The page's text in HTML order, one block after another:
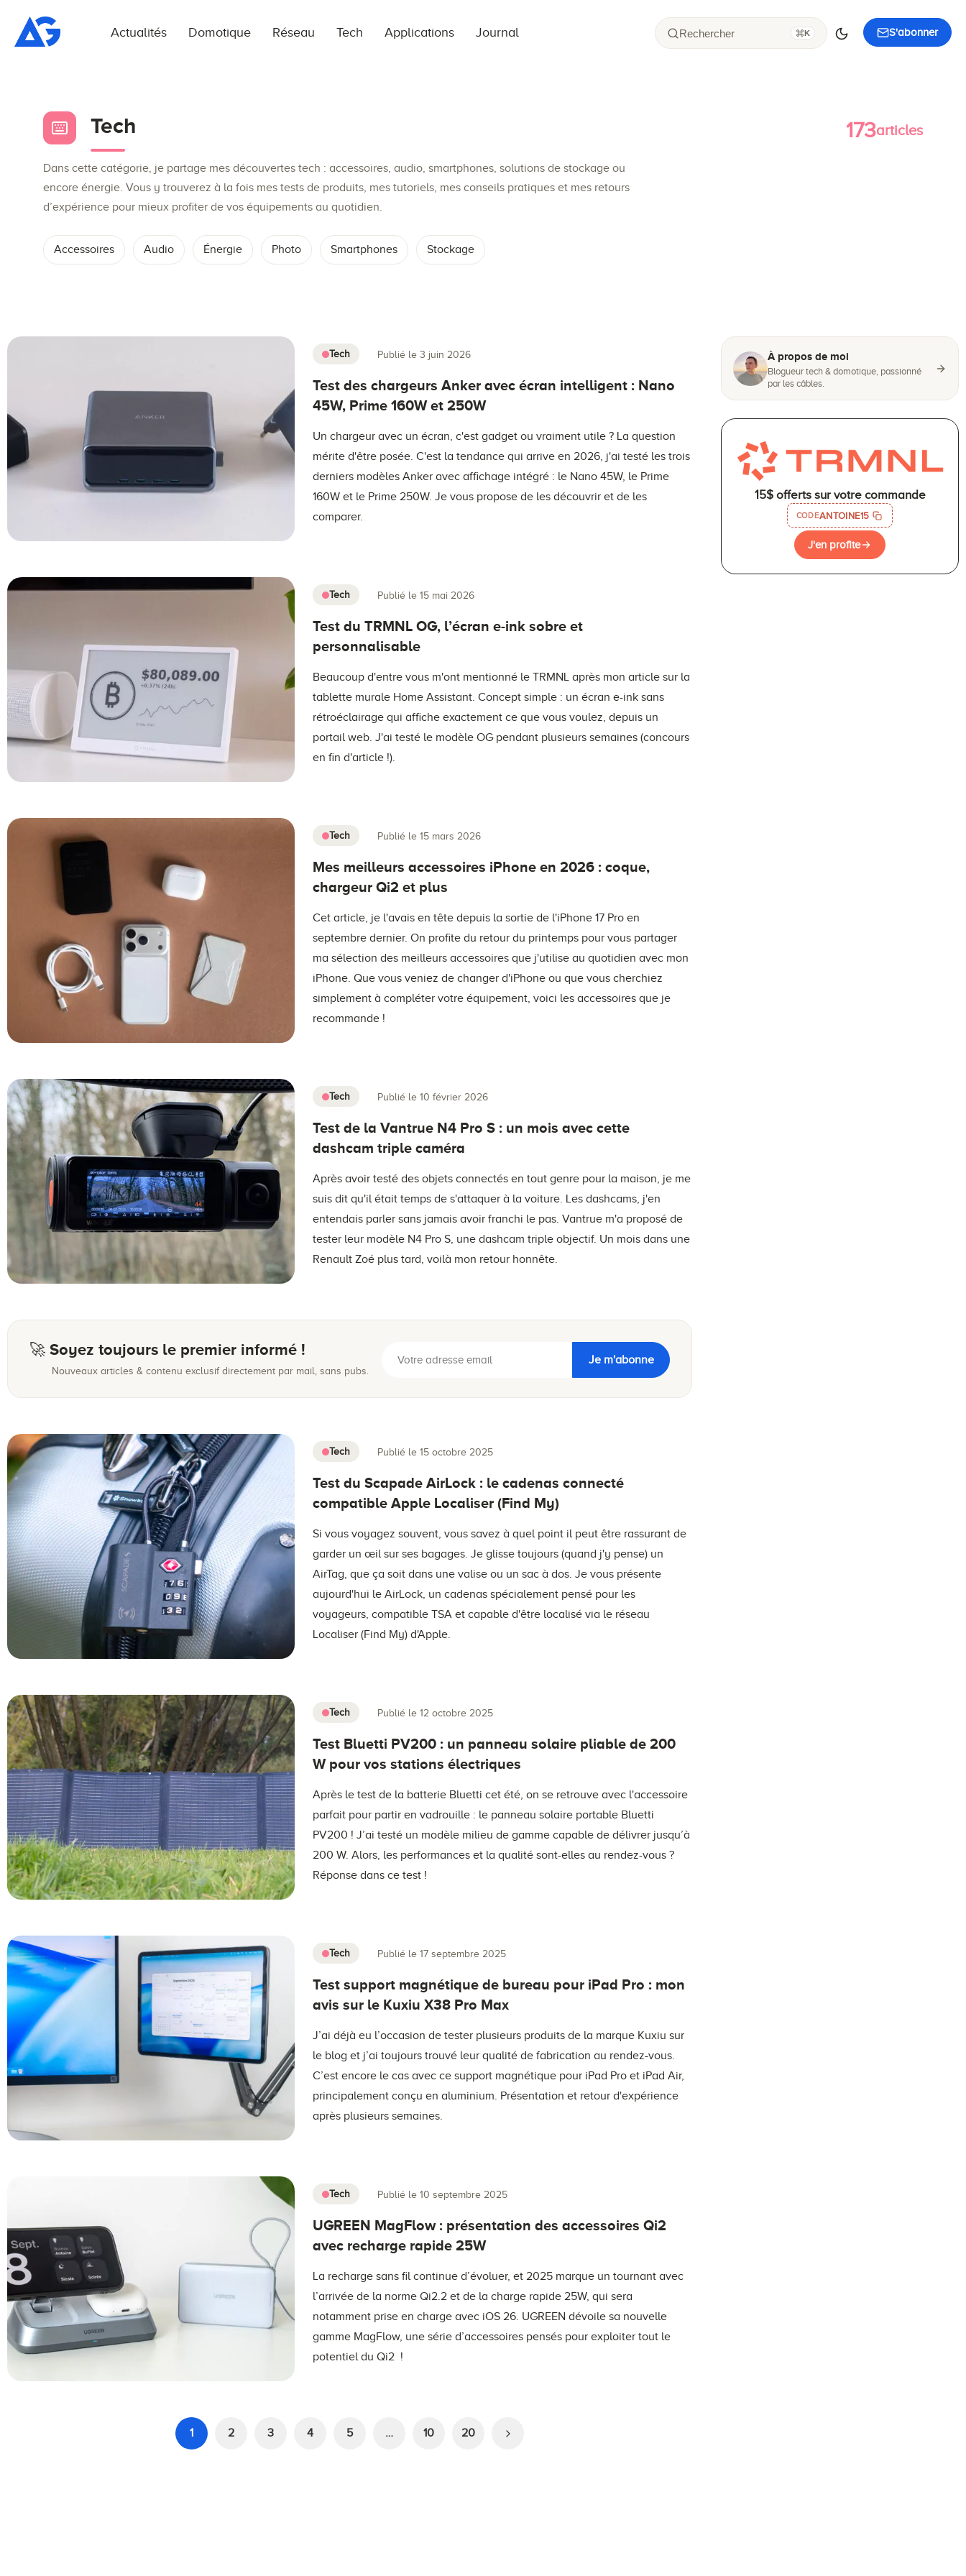
S'abonner
Rechercher K
Actualités Domotique Réseau Tech Applications Journal
Tech 173articles
Dans cette catégorie, je partage mes découvertes tech : accessoires, audio, smartphones, solutions de stockage ou
encore énergie. Vous y trouverez à la fois mes tests de produits, mes tutoriels, mes conseils pratiques et mes retours
d’expérience pour mieux profiter de vos équipements au quotidien.
Accessoires Audio Énergie Photo Smartphones Stockage
Tech Publié le 3 juin 2026
Test des chargeurs Anker avec écran intelligent : Nano
45W, Prime 160W et 250W
Un chargeur avec un écran, c'est gadget ou vraiment utile ? La question
mérite d'être posée. C'est la tendance qui arrive en 2026, j'ai testé les trois
derniers modèles Anker avec affichage intégré : le Nano 45W, le Prime
160W et le Prime 250W. Je vous propose de les découvrir et de les
comparer.
Tech Publié le 15 mai 2026
Test du TRMNL OG, l’écran e-ink sobre et
personnalisable
Beaucoup d'entre vous m'ont mentionné le TRMNL après mon article sur la
tablette murale Home Assistant. Concept simple : un écran e-ink sans
rétroéclairage qui affiche exactement ce que vous voulez, depuis un
portail web. J'ai testé le modèle OG pendant plusieurs semaines (concours
en fin d'article !).
Tech Publié le 15 mars 2026
Mes meilleurs accessoires iPhone en 2026 : coque,
chargeur Qi2 et plus
Cet article, je l'avais en tête depuis la sortie de l'iPhone 17 Pro en
septembre dernier. On profite du retour du printemps pour vous partager
ma sélection des meilleurs accessoires que j'utilise au quotidien avec mon
iPhone. Que vous veniez de changer d'iPhone ou que vous cherchiez
simplement à compléter votre équipement, voici les accessoires que je
recommande !
Tech Publié le 10 février 2026
Test de la Vantrue N4 Pro S : un mois avec cette
dashcam triple caméra
Après avoir testé des objets connectés en tout genre pour la maison, je me
suis dit qu'il était temps de s'attaquer à la voiture. Les dashcams, j'en
entendais parler sans jamais avoir franchi le pas. Vantrue m'a proposé de
tester leur modèle N4 Pro S, une dashcam triple objectif. Un mois dans une
Renault Zoé plus tard, voilà mon retour honnête.
🚀 Soyez toujours le premier informé !
Nouveaux articles & contenu exclusif directement par mail, sans pubs.
Je m'abonne
Tech Publié le 15 octobre 2025
Test du Scapade AirLock : le cadenas connecté
compatible Apple Localiser (Find My)
Si vous voyagez souvent, vous savez à quel point il peut être rassurant de
garder un œil sur ses bagages. Je glisse toujours (quand j'y pense) un
AirTag, que ça soit dans une valise ou un sac à dos. Je vous présente
aujourd'hui le AirLock, un cadenas spécialement pensé pour les
voyageurs, compatible TSA et capable d'être localisé via le réseau
Localiser (Find My) d'Apple.
Tech Publié le 12 octobre 2025
Test Bluetti PV200 : un panneau solaire pliable de 200
W pour vos stations électriques
Après le test de la batterie Bluetti cet été, on se retrouve avec l'accessoire
parfait pour partir en vadrouille : le panneau solaire portable Bluetti
PV200 ! J’ai testé un modèle milieu de gamme capable de délivrer jusqu’à
200 W. Alors, les performances et la qualité sont-elles au rendez-vous ?
Réponse dans ce test !
Tech Publié le 17 septembre 2025
Test support magnétique de bureau pour iPad Pro : mon
avis sur le Kuxiu X38 Pro Max
J’ai déjà eu l’occasion de tester plusieurs produits de la marque Kuxiu sur
le blog et j’ai toujours trouvé leur qualité de fabrication au rendez-vous.
C’est encore le cas avec ce support magnétique pour iPad Pro et iPad Air,
principalement conçu en aluminium. Présentation et retour d'expérience
après plusieurs semaines.
Tech Publié le 10 septembre 2025
UGREEN MagFlow : présentation des accessoires Qi2
avec recharge rapide 25W
La recharge sans fil continue d’évoluer, et 2025 marque un tournant avec
l’arrivée de la norme Qi2.2 et de la charge rapide 25W, qui sera
notamment prise en charge avec iOS 26. UGREEN dévoile sa nouvelle
gamme MagFlow, une série d’accessoires pensés pour exploiter tout le
potentiel du Qi2 !
1 2 3 4 5 … 10 20
À propos de moi
Blogueur tech & domotique, passionné
par les câbles.
15$ offerts sur votre commande
CODEANTOINE15
J'en profite